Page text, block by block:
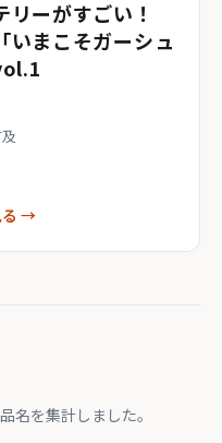
リーがすごい！
いまこそガーシュ
る →
名を集計しました。